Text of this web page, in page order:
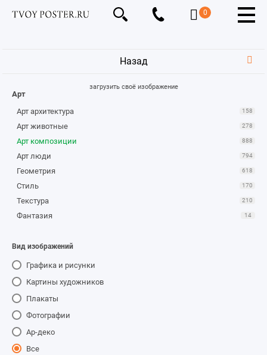
0
Назад
загрузить своё изображение
Арт
Арт архитектура
158
Арт животные 278
Арт композиции 888
Арт люди 794
Геометрия 618
Стиль 170
Текстура 210
Фантазия 14
Вид изображений
Графика и рисунки
Картины художников
Плакаты
Фотографии
Ар-деко
Все